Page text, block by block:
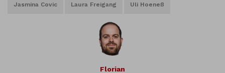
Jasmina Covic Laura Freigang Uli Hoeneß
Florian